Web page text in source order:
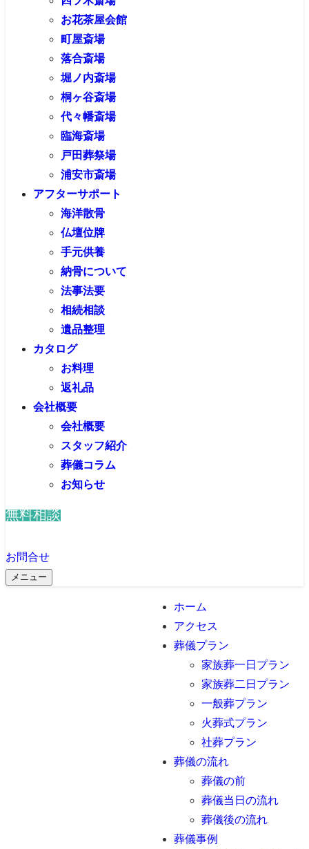
お花茶屋会館
町屋斎場
落合斎場
堀ノ内斎場
桐ヶ谷斎場
代々幡斎場
臨海斎場
戸田葬祭場
浦安市斎場
アフターサポート
海洋散骨
仏壇位牌
手元供養
納骨について
法事法要
相続相談
遺品整理
カタログ
お料理
返礼品
会社概要
会社概要
スタッフ紹介
葬儀コラム
お知らせ
無料相談
お問合せ
メニュー
ホーム
アクセス
葬儀プラン
家族葬一日プラン
家族葬二日プラン
一般葬プラン
火葬式プラン
社葬プラン
葬儀の流れ
葬儀の前
葬儀当日の流れ
葬儀後の流れ
葬儀事例